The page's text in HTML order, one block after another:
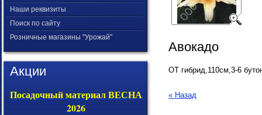
Наши реквизиты
Поиск по сайту
Розничные магазины "Урожай"
Акции
Посадочный материал ВЕСНА
2026
Авокадо
ОТ гибрид,110см,3-6
« Назад